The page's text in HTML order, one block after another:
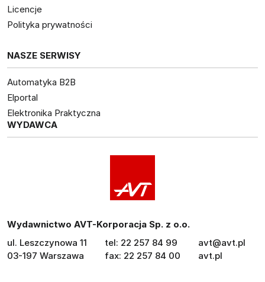
Licencje
Polityka prywatności
NASZE SERWISY
Automatyka B2B
Elportal
Elektronika Praktyczna
WYDAWCA
Wydawnictwo AVT-Korporacja Sp. z o.o.
ul. Leszczynowa 11
03-197 Warszawa
tel: 22 257 84 99
fax: 22 257 84 00
avt@avt.pl
avt.pl